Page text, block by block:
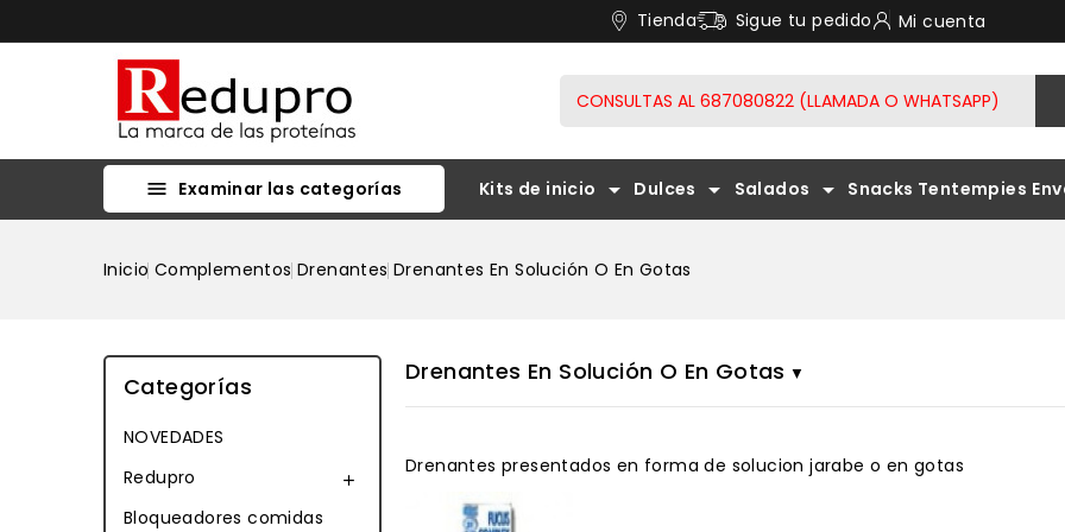
Tienda Sigue tu pedido Mi cuenta
 Examinar las categorías Kits de inicio arrow_drop_down Dulces arrow_drop_down Salados arrow_drop_down Snacks Tentempies
Inicio Complementos Drenantes Drenantes En Solución O En Gotas
Categorías
NOVEDADES
Redupro

Bloqueadores comidas
Drenantes En Solución O En Gotas
Drenantes presentados en forma de solucion jarabe o en gotas